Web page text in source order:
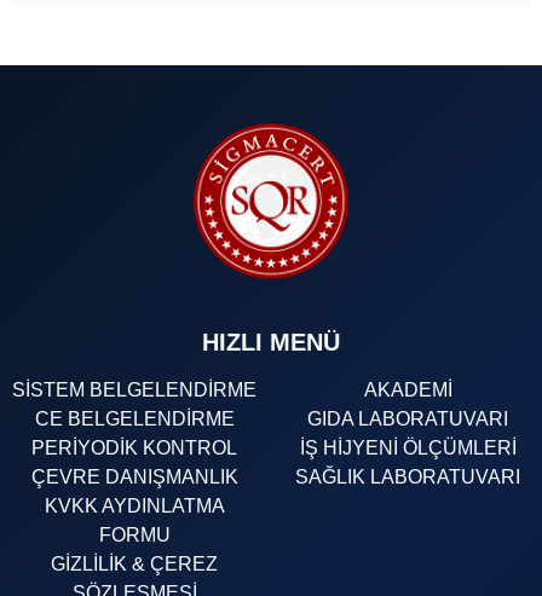
HIZLI MENÜ
SİSTEM BELGELENDİRME
CE BELGELENDİRME
PERİYODİK KONTROL
ÇEVRE DANIŞMANLIK
KVKK AYDINLATMA
FORMU
GİZLİLİK & ÇEREZ
AKADEMİ
GIDA LABORATUVARI
İŞ HİJYENİ ÖLÇÜMLERİ
SAĞLIK LABORATUVARI